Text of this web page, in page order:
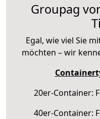
Groupag
Egal, wie viel Sie
möchten – wir
20er-Container:
40er-Container: